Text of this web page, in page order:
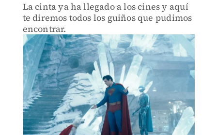
La cinta ya ha llegado a los cines y aquí
te diremos todos los guiños que pudimos
encontrar.